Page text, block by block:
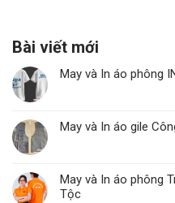
Bài viết mới
May và In áo phông
May và In áo gile
May và In áo phông
Tộc